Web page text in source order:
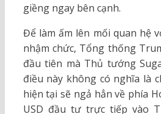
giềng ngay bên cạnh.
Để làm ấm lên mối quan hệ
nhậm chức, Tổng thống
đầu tiên mà Thủ tướng
điều này không có nghĩa là
hiện tại sẽ ngả hẳn về phía
USD đầu tư trực tiếp vào